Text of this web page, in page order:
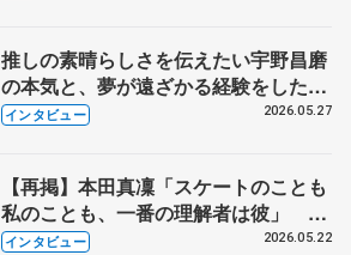
推しの素晴らしさを伝えたい宇野昌磨
の本気と、夢が遠ざかる経験をした本
田真凜の覚悟
インタビュー 2026.05.27
【再掲】本田真凜「スケートのことも
私のことも、一番の理解者は彼」 引
退時の単独インタビューで語った競技
インタビュー 2026.05.22